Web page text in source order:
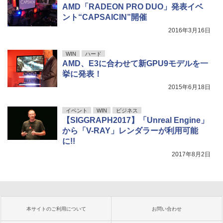
AMD「RADEON PRO DUO」発表イベ
ント“CAPSAICIN”開催
2016年3月16日
WIN ハード
AMD、E3に合わせて新GPU9モデルを一
挙に発表！
2015年6月18日
イベント WIN ビジネス
【SIGGRAPH2017】「Unreal Engine」
から「V-RAY」レンダラーが利用可能
に!!
2017年8月2日
本サイトのご利用について お問い合わせ